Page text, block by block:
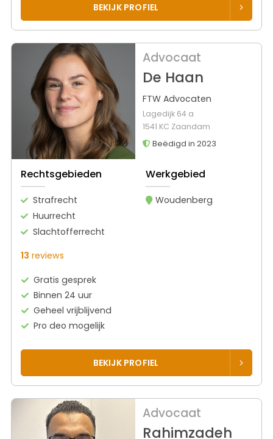
BEKIJK PROFIEL
Advocaat
De Haan
FTW Advocaten
Lagedijk 64 a
1541 KC Zaandam
Beëdigd in 2023
Rechtsgebieden
Strafrecht
Huurrecht
Slachtofferrecht
Werkgebied
Woudenberg
13 reviews
Gratis gesprek
Binnen 24 uur
Geheel vrijblijvend
Pro deo mogelijk
BEKIJK PROFIEL
Advocaat
Rahimzadeh